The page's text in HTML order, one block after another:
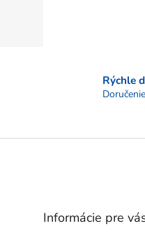
Rýchle
Informácie pre